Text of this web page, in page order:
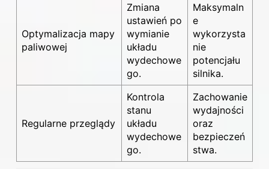
Optymalizacja mapy
paliwowej
Zmiana
ustawień po
wymianie
układu
wydechowe
go.
Maksymaln
e
wykorzysta
nie
potencjału
silnika.
Regularne przeglądy
Kontrola
stanu
układu
wydechowe
go.
Zachowanie
wydajności
oraz
bezpieczeń
stwa.